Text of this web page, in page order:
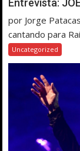
Entrevista:
por Jorge
cantando para
Uncategorized